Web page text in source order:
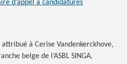
d’appel à candidatures
attribué à Cerise Vandenkerckhove,
belge de l’ASBL SINGA,